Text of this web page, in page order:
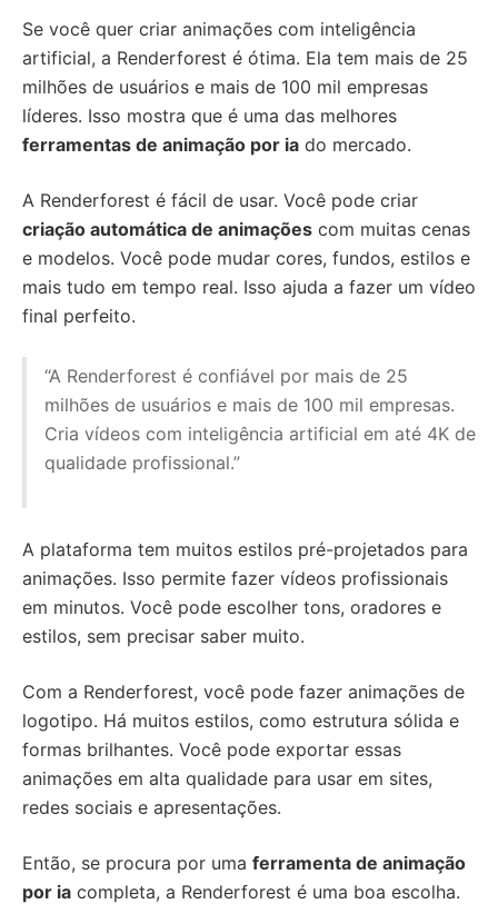
Se você quer criar animações com inteligência
artificial, a Renderforest é ótima. Ela tem mais de 25
milhões de usuários e mais de 100 mil empresas
líderes. Isso mostra que é uma das melhores
ferramentas de animação por ia do mercado.
A Renderforest é fácil de usar. Você pode criar
criação automática de animações com muitas cenas
e modelos. Você pode mudar cores, fundos, estilos e
mais tudo em tempo real. Isso ajuda a fazer um vídeo
final perfeito.
“A Renderforest é confiável por mais de 25
milhões de usuários e mais de 100 mil empresas.
Cria vídeos com inteligência artificial em até 4K de
qualidade profissional.”
A plataforma tem muitos estilos pré-projetados para
animações. Isso permite fazer vídeos profissionais
em minutos. Você pode escolher tons, oradores e
estilos, sem precisar saber muito.
Com a Renderforest, você pode fazer animações de
logotipo. Há muitos estilos, como estrutura sólida e
formas brilhantes. Você pode exportar essas
animações em alta qualidade para usar em sites,
redes sociais e apresentações.
Então, se procura por uma ferramenta de animação
por ia completa, a Renderforest é uma boa escolha.